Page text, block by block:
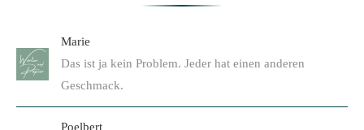
Marie
Das ist ja kein Problem. Jeder hat einen anderen
Geschmack.
Poelbert